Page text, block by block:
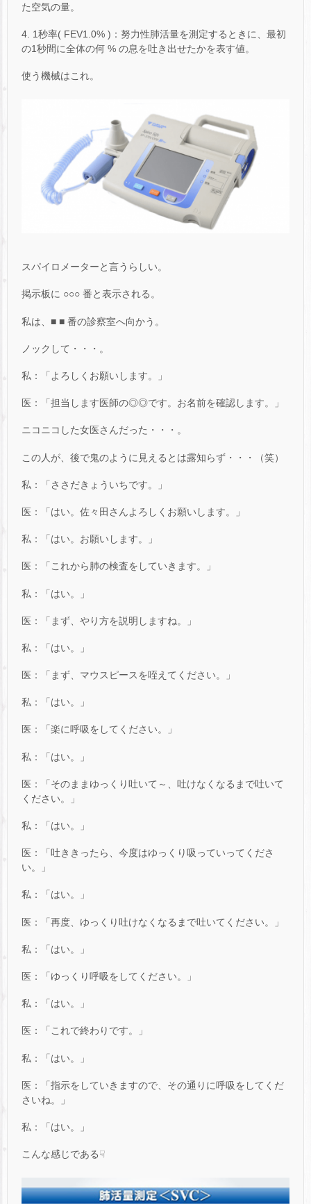
た空気の量。
4. 1秒率( FEV1.0% )：努力性肺活量を測定するときに、最初
の1秒間に全体の何 % の息を吐き出せたかを表す値。
使う機械はこれ。
スパイロメーターと言うらしい。
掲示板に ○○○ 番と表示される。
私は、■ ■ 番の診察室へ向かう。
ノックして・・・。
私：「よろしくお願いします。」
医：「担当します医師の◎◎です。お名前を確認します。」
ニコニコした女医さんだった・・・。
この人が、後で鬼のように見えるとは露知らず・・・（笑）
私：「ささだきょういちです。」
医：「はい。佐々田さんよろしくお願いします。」
私：「はい。お願いします。」
医：「これから肺の検査をしていきます。」
私：「はい。」
医：「まず、やり方を説明しますね。」
私：「はい。」
医：「まず、マウスピースを咥えてください。」
私：「はい。」
医：「楽に呼吸をしてください。」
私：「はい。」
医：「そのままゆっくり吐いて～、吐けなくなるまで吐いて
ください。」
私：「はい。」
医：「吐ききったら、今度はゆっくり吸っていってくださ
い。」
私：「はい。」
医：「再度、ゆっくり吐けなくなるまで吐いてください。」
私：「はい。」
医：「ゆっくり呼吸をしてください。」
私：「はい。」
医：「これで終わりです。」
私：「はい。」
医：「指示をしていきますので、その通りに呼吸をしてくだ
さいね。」
私：「はい。」
こんな感じである☟